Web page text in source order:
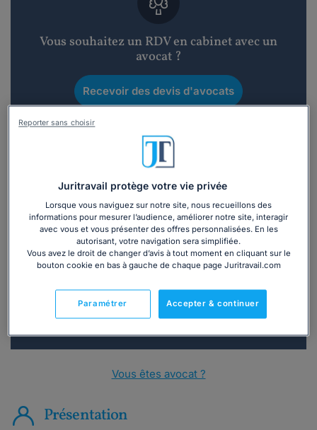
Vous souhaitez un RDV en cabinet avec un
avocat ?
Recevoir des devis d'avocats
Vous souhaitez une consultation par
téléphone ?
Consulter immédiatement
ou appelez le01 75 75 42 33(8h à 21h du lundi au
vendredi)
Vous êtes avocat ?
Présentation
Juritravail protège votre vie privée
Lorsque vous naviguez sur notre site, nous recueillons des
informations pour mesurer l’audience, améliorer notre site, interagir
avec vous et vous présenter des offres personnalisées. En les
autorisant, votre navigation sera simplifiée.
Vous avez le droit de changer d’avis à tout moment en cliquant sur le
bouton cookie en bas à gauche de chaque page Juritravail.com
Accepter & continuer
Paramétrer
Reporter sans choisir